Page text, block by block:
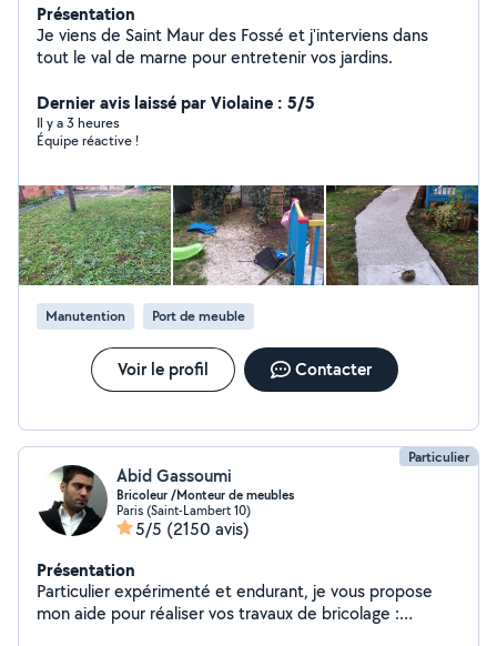
Présentation
Je viens de Saint Maur des Fossé et j'interviens dans
tout le val de marne pour entretenir vos jardins.
Dernier avis laissé par Violaine : 5/5
Il y a 3 heures
Équipe réactive !
Manutention Port de meuble
Voir le profil Contacter
Particulier
Abid Gassoumi
Bricoleur /Monteur de meubles
Paris (Saint-Lambert 10)
5/5 (2150 avis)
Présentation
Particulier expérimenté et endurant, je vous propose
mon aide pour réaliser vos travaux de bricolage :